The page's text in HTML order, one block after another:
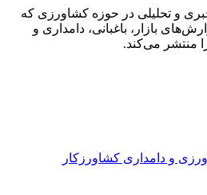
و تحلیلی در حوزه کشاورزی که
بازار، باغبانی، دامداری و
منتشر می‌کند.
و دامداری کشاورزکار